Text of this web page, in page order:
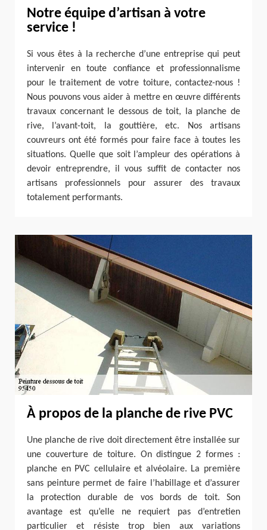
Notre équipe d’artisan à votre
service !
Si vous êtes à la recherche d’une entreprise qui peut
intervenir en toute confiance et professionnalisme
pour le traitement de votre toiture, contactez-nous !
Nous pouvons vous aider à mettre en œuvre différents
travaux concernant le dessous de toit, la planche de
rive, l’avant-toit, la gouttière, etc. Nos artisans
couvreurs ont été formés pour faire face à toutes les
situations. Quelle que soit l’ampleur des opérations à
devoir entreprendre, il vous suffit de contacter nos
artisans professionnels pour assurer des travaux
totalement performants.
À propos de la planche de rive PVC
Une planche de rive doit directement être installée sur
une couverture de toiture. On distingue 2 formes :
planche en PVC cellulaire et alvéolaire. La première
sans peinture permet de faire l’habillage et d’assurer
la protection durable de vos bords de toit. Son
avantage est qu’elle ne requiert pas d’entretien
particulier et résiste trop bien aux variations